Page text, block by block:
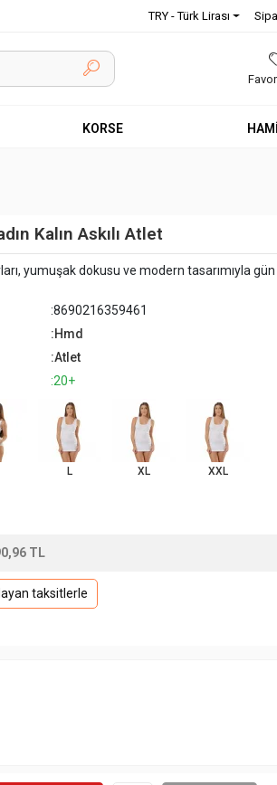
TRY - Türk Lirası
KORSE
Kalın Askılı Atlet
yumuşak dokusu ve modern tasarımıyla
:8690216359461
:Hmd
:Atlet
:20+
L XL XXL
TL
taksitlerle